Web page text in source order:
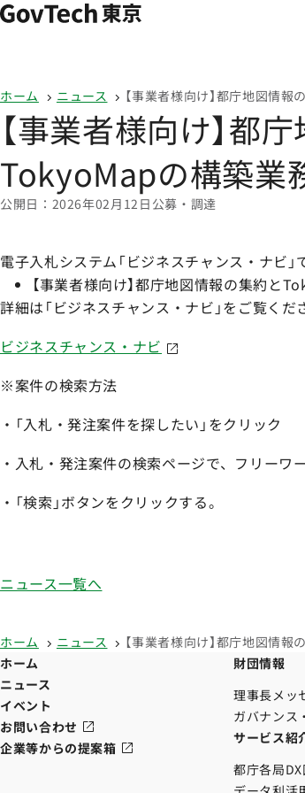
本文へ移動 ホーム
ホーム ニュース 【事業者様向け】都庁地図情
【事業者様向け】都
TokyoMapの構築業
公開日 2026年02月12日 公募・調達
電子入札システム「ビジネスチャンス・ナビ
【事業者様向け】都庁地図情報の集約と
詳細は「ビジネスチャンス・ナビ」をご覧くだ
ビジネスチャンス・ナビ
※案件の検索方法
・「入札・発注案件を探したい」をクリック
・入札・発注案件の検索ページで、フリーワ
・「検索」ボタンをクリックする。
ニュース一覧へ
ホーム ニュース
【事業者様向け】都庁地図情
ホーム
ニュース
イベント
お問い合わせ
企業等からの提案箱
財団情報
理事長メッ
ガバナンス
サービス紹
都庁各局DX